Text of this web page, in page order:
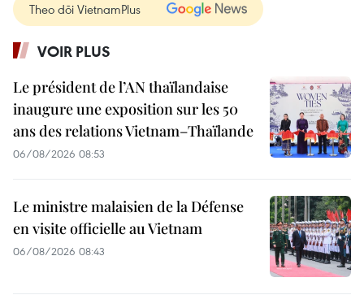
Theo dõi VietnamPlus
VOIR PLUS
Le président de l’AN thaïlandaise
inaugure une exposition sur les 50
ans des relations Vietnam–Thaïlande
06/08/2026 08:53
Le ministre malaisien de la Défense
en visite officielle au Vietnam
06/08/2026 08:43